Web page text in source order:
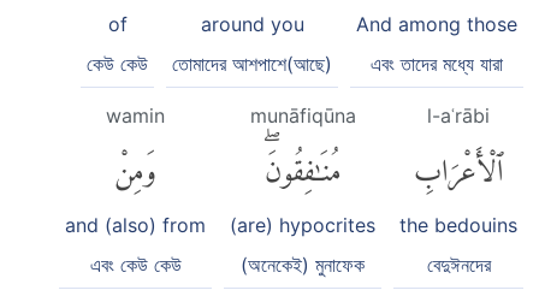
And among those
এবং তাদের মধ্যে যারা
around you
তোমাদের আশপাশে(আছে)
of
কেউ কেউ
l-aʿrābi
ٱلْأَعْرَابِ
the bedouins
বেদুঈনদের
munāfiqūna
مُنَٰفِقُونَۖ
(are) hypocrites
(অনেকেই) মুনাফেক
wamin
وَمِنْ
and (also) from
এবং কেউ কেউ